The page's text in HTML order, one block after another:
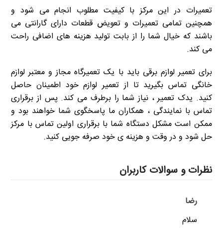
تعمیرات در این مرکز با کیفیت مطلوب انجام می شود و
همچنین تمامی تعمیرات و تعویض قطعات دارای گارانتی می
باشند که خیال شما را از بابت تولید هزینه های اضافی راحت
می کند.
برای تعمیر لوازم برقی باید با یک تعمیرگاه مجاز و معتبر لوازم
خانگی تماس بگیرید تا از تعمیر لوازم خود اطمینان حاصل
کنید. یدک تعمیر ، نیاز شما را برطرف می کند. پس از برقراری
تماس با نمایندگی ، همکاران ما پاسخگوی شما خواهند بود و
ممکن است مشکل دستگاه شما با برقراری اولین تماس با مرکز
حل شود و در وقت و هزینه ی خود صرفه جویی کنید.
نظرات و سوالات کاربران
رضا
سلام